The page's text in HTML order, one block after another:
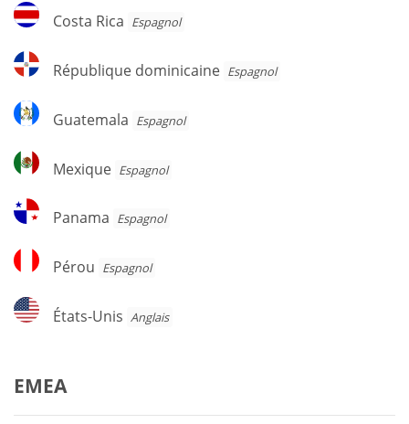
Costa
Rica
Costa Rica Espagnol
République
dominicaine
République dominicaine Espagnol
Guatemala
Guatemala Espagnol
Mexique
Mexique Espagnol
Panama
Panama Espagnol
Pérou
Pérou Espagnol
États-
Unis
États-Unis Anglais
EMEA